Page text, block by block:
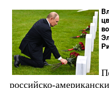
российско-